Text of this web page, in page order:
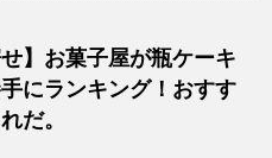
せ】お菓子屋が瓶ケーキ
にランキング！おすす
だ。